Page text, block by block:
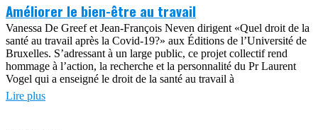
Améliorer le bien-être au travail
Vanessa De Greef et Jean-François Neven dirigent «Quel droit de la
santé au travail après la Covid-19?» aux Éditions de l’Université de
Bruxelles. S’adressant à un large public, ce projet collectif rend
hommage à l’action, la recherche et la personnalité du Pr Laurent
Vogel qui a enseigné le droit de la santé au travail à
Lire plus